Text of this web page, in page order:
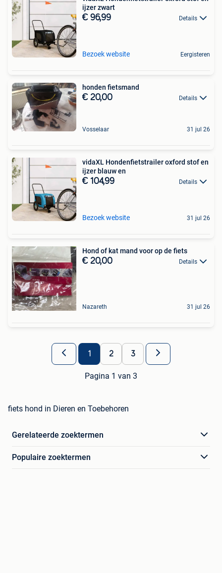
ijzer zwart
€ 96,99 Details
Bezoek website Eergisteren
honden fietsmand
€ 20,00 Details
Vosselaar 31 jul 26
vidaXL Hondenfietstrailer oxford stof en
ijzer blauw en
€ 104,99 Details
Bezoek website 31 jul 26
Hond of kat mand voor op de fiets
€ 20,00 Details
Nazareth 31 jul 26
1 2 3
Pagina 1 van 3
fiets hond in Dieren en Toebehoren
Gerelateerde zoektermen
Populaire zoektermen